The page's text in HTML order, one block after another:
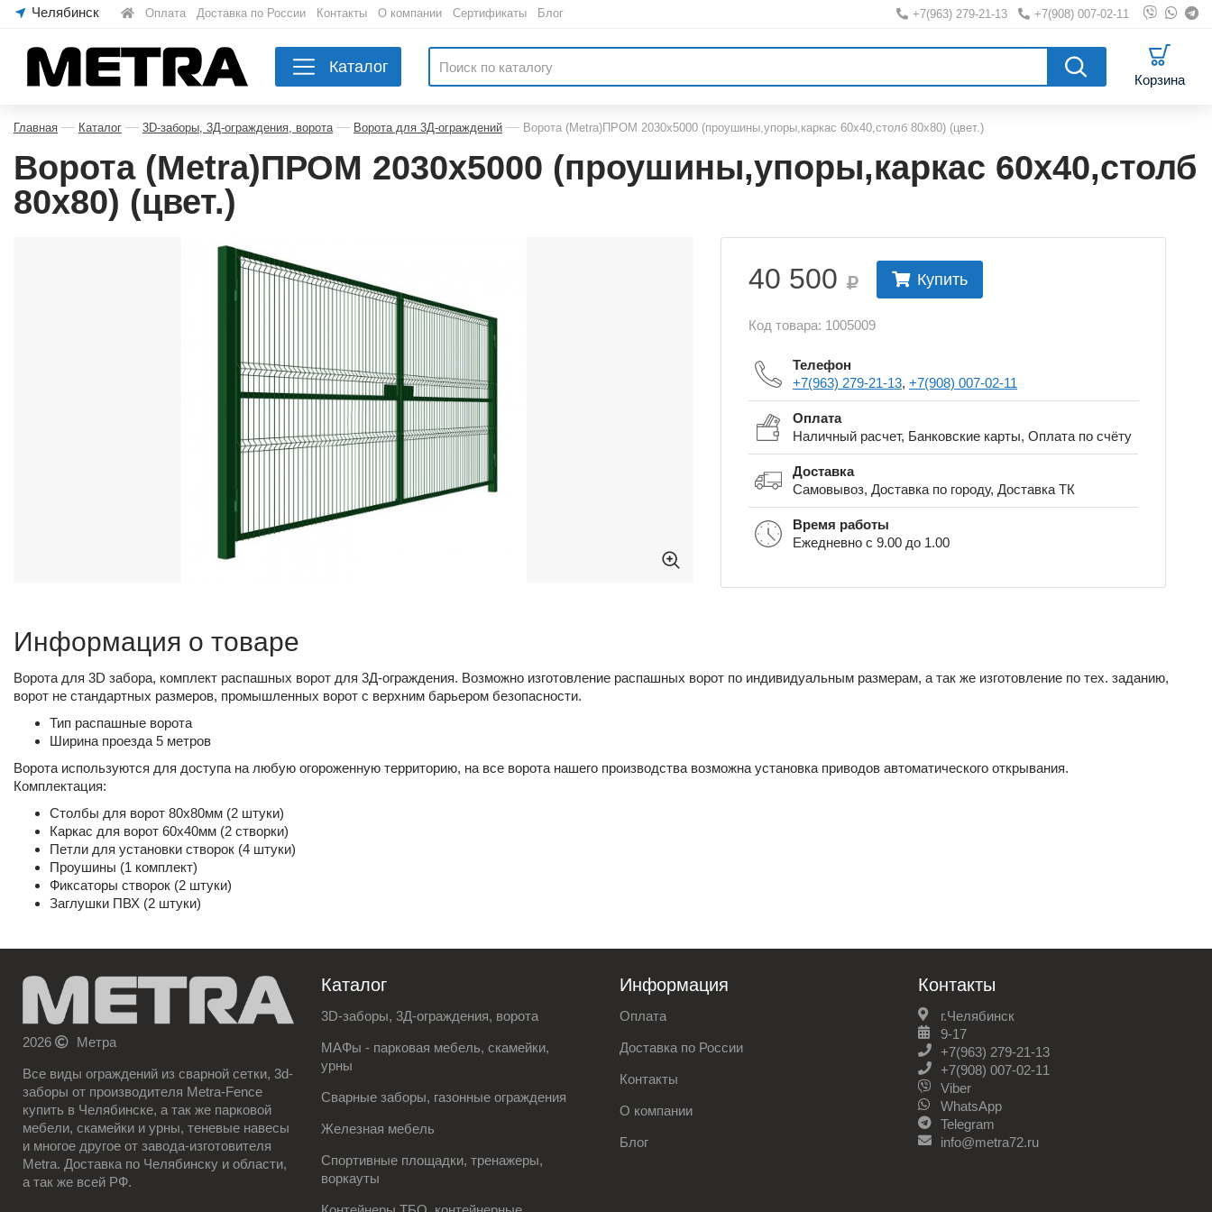
Оплата Доставка по России Контакты О компании Сертификаты Блог +7(963) 279-21-13 +7(908) 007-02-11
Каталог
Корзина
Главная — Каталог — 3D-заборы, 3Д-ограждения, ворота — Ворота для 3Д-ограждений — Ворота (Metra)ПРОМ 2030х5000 (проушины,упоры,каркас 60х40,столб 80х80) (цвет.)
Ворота (Metra)ПРОМ 2030х5000 (проушины,упоры,каркас 60х40,столб
80х80) (цвет.)
40 500 Купить
Код товара: 1005009
Телефон
+7(963) 279-21-13, +7(908) 007-02-11
Оплата
Наличный расчет, Банковские карты, Оплата по счёту
Доставка
Самовывоз, Доставка по городу, Доставка ТК
Время работы
Ежедневно с 9.00 до 1.00
Информация о товаре
Ворота для 3D забора, комплект распашных ворот для 3Д-ограждения. Возможно изготовление распашных ворот по индивидуальным размерам, а так же изготовление по тех. заданию,
ворот не стандартных размеров, промышленных ворот с верхним барьером безопасности.
Тип распашные ворота
Ширина проезда 5 метров
Ворота используются для доступа на любую огороженную территорию, на все ворота нашего производства возможна установка приводов автоматического открывания.
Комплектация:
Столбы для ворот 80х80мм (2 штуки)
Каркас для ворот 60х40мм (2 створки)
Петли для установки створок (4 штуки)
Проушины (1 комплект)
Фиксаторы створок (2 штуки)
Заглушки ПВХ (2 штуки)
2026 Метра
Все виды ограждений из сварной сетки, 3d-
заборы от производителя Metra-Fence
купить в Челябинске, а так же парковой
мебели, скамейки и урны, теневые навесы
и многое другое от завода-изготовителя
Metra. Доставка по Челябинску и области,
а так же всей РФ.
Каталог
3D-заборы, 3Д-ограждения, ворота
МАФы - парковая мебель, скамейки,
урны
Сварные заборы, газонные ограждения
Железная мебель
Спортивные площадки, тренажеры,
воркауты
Информация
Оплата
Доставка по России
Контакты
О компании
Блог
Контакты
г.Челябинск
9-17
+7(963) 279-21-13
+7(908) 007-02-11
Viber
WhatsApp
Telegram
info@metra72.ru